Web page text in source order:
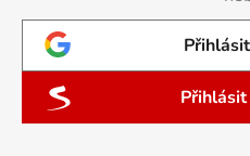
Přihlásit